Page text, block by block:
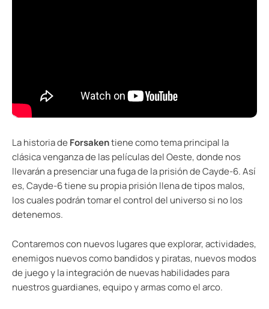
La historia de Forsakentiene como tema principal la
clásica venganza de las películas del Oeste, donde nos
llevarán a presenciar una fuga de la prisión de Cayde-6. Así
es, Cayde-6 tiene su propia prisión llena de tipos malos,
los cuales podrán tomar el control del universo si no los
detenemos.
Contaremos con nuevos lugares que explorar, actividades,
enemigos nuevos como bandidos y piratas, nuevos modos
de juego y la integración de nuevas habilidades para
nuestros guardianes, equipo y armas como el arco.